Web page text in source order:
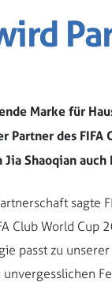
Marke für
Partner des FIFA
Jia Shaoqian
sagte
Club World Cup
passt zu